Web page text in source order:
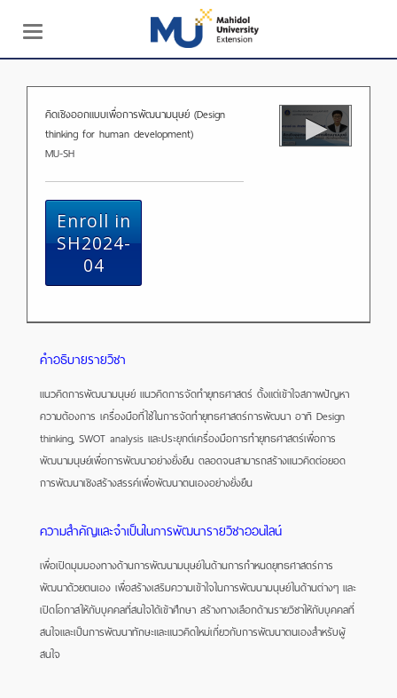
Toggle
navigation
คิดเชิงออกแบบเพื่อการพัฒนามนุษย์ (Design
thinking for human development)
MU-SH
Enroll in
SH2024-
04
คำอธิบายรายวิชา
แนวคิดการพัฒนามนุษย์ แนวคิดการจัดทำยุทธศาสตร์ ตั้งแต่เข้าใจสภาพปัญหา
ความต้องการ เครื่องมือที่ใช้ในการจัดทำยุทธศาสตร์การพัฒนา อาทิ Design
thinking, SWOT analysis และประยุกต์เครื่องมือการทำยุทธศาสตร์เพื่อการ
พัฒนามนุษย์เพื่อการพัฒนาอย่างยั่งยืน ตลอดจนสามารถสร้างแนวคิดต่อยอด
การพัฒนาเชิงสร้างสรรค์เพื่อพัฒนาตนเองอย่างยั่งยืน
ความสำคัญและจำเป็นในการพัฒนารายวิชาออนไลน์
เพื่อเปิดมุมมองทางด้านการพัฒนามนุษย์ในด้านการกำหนดยุทธศาสตร์การ
พัฒนาด้วยตนเอง เพื่อสร้างเสริมความเข้าใจในการพัฒนามนุษย์ในด้านต่างๆ และ
เปิดโอกาสให้กับบุคคลที่สนใจได้เข้าศึกษา สร้างทางเลือกด้านรายวิชาให้กับบุคคลที่
สนใจและเป็นการพัฒนาทักษะและแนวคิดใหม่เกี่ยวกับการพัฒนาตนเองสำหรับผู้
สนใจ